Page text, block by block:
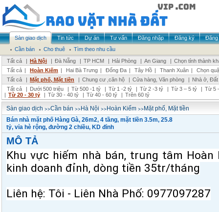
Sàn giao dịch Tin tức Dự án Tư vấn Đăng nhập Đăng ký
Đăng
Cần bán
Cho thuê
Tìm theo nhu cầu
Tất cả
| Hà Nội | Đà Nẵng | TP HCM | Hải Phòng | An Giang | Chọn tỉnh thành
Tất cả | Hoàn Kiếm | Hai Bà Trưng | Đống Đa | Tây Hồ | Thanh Xuân |
Chọn
Tất cả
| Mặt phố, Mặt tiền | Chung cư ,căn hộ | Cửa hàng, Văn phòng | Nhà ở,
Tất cả
| Dưới 500 triệu | Từ 500 -1 tỷ | Từ 1 -2 tỷ | Từ 2 -3 tỷ | Từ 3 – 5 tỷ | Từ 5
| Từ 20 - 30 tỷ | Từ 30 - 40 tỷ | Từ 40 - 60 tỷ | Trên 60 tỷ
Sàn giao dịch >>Cần bán >>Hà Nội >>Hoàn Kiếm >>Mặt phố, Mặt tiền
Bán nhà mặt phố Hàng Gà, 26m2, 4 tầng, mặt tiền 3.5m, 25.8
tỷ, vỉa hè rộng, đường 2 chiều, KD đỉnh
MÔ TẢ
Khu vực hiếm nhà bán, trung tâm Hoàn
kinh doanh đỉnh, dòng tiền 35tr/tháng
Liên hệ: Tôi - Liên Nhà Phố: 0977097287